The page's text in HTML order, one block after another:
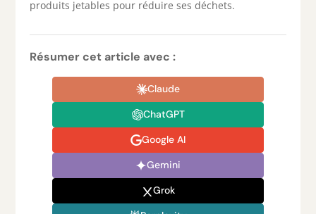
produits jetables pour réduire ses déchets.
Résumer cet article avec :
Claude
ChatGPT
Google AI
Gemini
Grok